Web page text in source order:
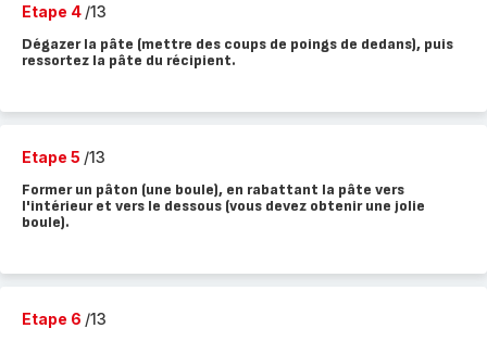
Etape 4 /13
Dégazer la pâte (mettre des coups de poings de dedans), puis
ressortez la pâte du récipient.
Etape 5 /13
Former un pâton (une boule), en rabattant la pâte vers
l'intérieur et vers le dessous (vous devez obtenir une jolie
boule).
Etape 6 /13